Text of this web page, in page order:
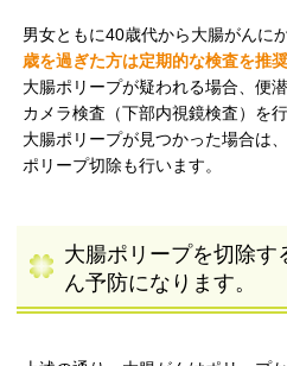
男女ともに40歳代から大腸がんに
歳を過ぎた方は定期的な検査を推
大腸ポリープが疑われる場合、便
カメラ検査（下部内視鏡検査）を行
大腸ポリープが見つかった場合は
ポリープ切除も行います。
大腸ポリープを切除す
ん予防になります。